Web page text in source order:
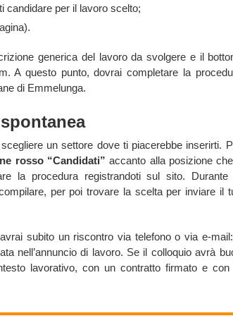
candidare per il lavoro scelto;
generica del lavoro da svolgere e il
A questo punto, dovrai completare la
di Emmelunga.
un settore dove ti piacerebbe inserirti.
rosso “Candidati” accanto alla posizione
la procedura registrandoti sul sito. Durante
per poi trovare la scelta per inviare il
subito un riscontro via telefono o via e-
nell’annuncio di lavoro. Se il colloquio avrà
lavorativo, con un contratto firmato e con